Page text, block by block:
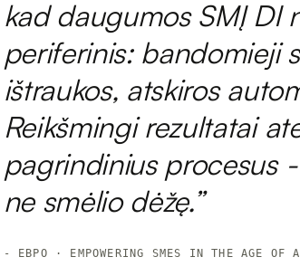
kad daugumos SMĮ DI
periferinis: bandomieji
ištraukos, atskiros
Reikšmingi rezultatai
pagrindinius procesus
ne smėlio dėžę.”
- EBPO · EMPOWERING SMES IN THE AGE